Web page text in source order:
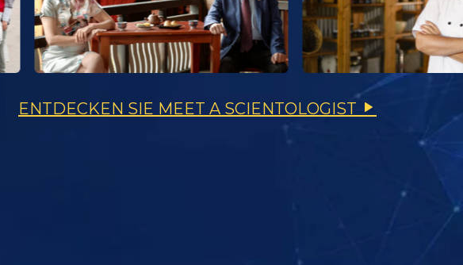
ENTDECKEN SIE MEET A SCIENTOLOGIST